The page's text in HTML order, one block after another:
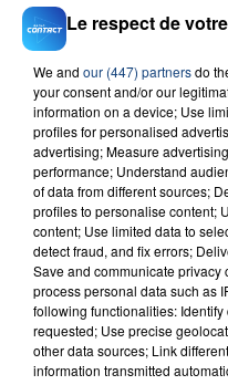
FIL D'ACTU
23 juillet 2026
Le respect de
We and our (447) partnersdo
your consent and/or our
information on a device; Use
profiles for personalised
advertising; Measure
performance; Understand
of data from different sources;
profiles to personalise content;
content; Use limited data to
detect fraud, and fix errors;
Save and communicate
process personal data such as
following functionalities:
requested; Use precise
other data sources; Link
information transmitted